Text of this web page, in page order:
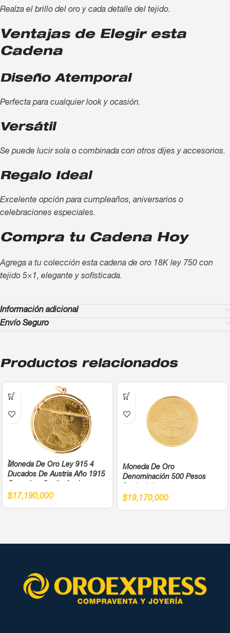
Realza el brillo del oro y cada detalle del tejido.
Ventajas de Elegir esta
Cadena
Diseño Atemporal
Perfecta para cualquier look y ocasión.
Versátil
Se puede lucir sola o combinada con otros dijes y accesorios.
Regalo Ideal
Excelente opción para cumpleaños, aniversarios o
celebraciones especiales.
Compra tu Cadena Hoy
Agrega a tu colección esta cadena de oro 18K ley 750 con
tejido 5×1, elegante y sofisticada.
Información adicional
Envío Seguro
Productos relacionados
Moneda De Oro Ley 915 4
Ducados De Austria Año 1915
4,5Cm
$17,190,000
Moneda De Oro
Denominación 500 Pesos
Panamericanos Año 1971 Cali
$19,170,000